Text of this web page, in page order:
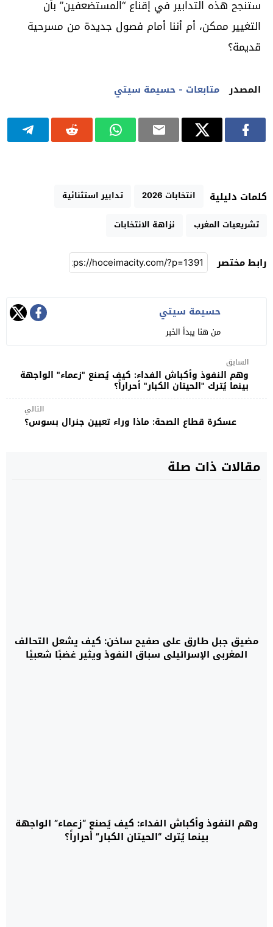
ستنجح هذه التدابير في إقناع “المستضعفين” بأن
التغيير ممكن، أم أننا أمام فصول جديدة من مسرحية
قديمة؟
المصدر متابعات - حسيمة سيتي
كلمات دليلية انتخابات 2026
تدابير استثنائية
تشريعيات المغرب
نزاهة الانتخابات
رابط مختصر
حسيمة سيتي
من هنا يبدأ الخبر
السابق
وهم النفوذ وأكباش الفداء: كيف يُصنع "زعماء" الواجهة
بينما يُترك "الحيتان الكبار" أحراراً؟
التالي
عسكرة قطاع الصحة: ماذا وراء تعيين جنرال بسوس؟
مقالات ذات صلة
مضيق جبل طارق على صفيح ساخن: كيف يشعل التحالف
المغربي الإسرائيلي سباق النفوذ ويثير غضبًا شعبيًا
وهم النفوذ وأكباش الفداء: كيف يُصنع “زعماء” الواجهة
بينما يُترك “الحيتان الكبار” أحراراً؟